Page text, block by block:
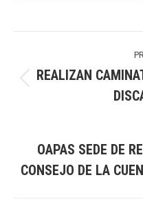
REALIZAN
OAPAS SEDE DE
CONSEJO DE LA